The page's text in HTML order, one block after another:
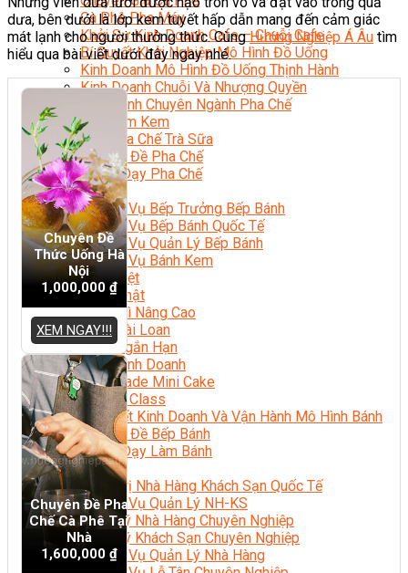
Cà Phê Pha Máy
Khởi Sự Kinh Doanh Cafe – Chuỗi Cafe
Bí Quyết Khởi Nghiệp Mô Hình Đồ Uống
Kinh Doanh Mô Hình Đồ Uống Thịnh Hành
Kinh Doanh Chuỗi Và Nhượng Quyền
Tiếng Anh Chuyên Ngành Pha Chế
Học Làm Kem
Học Pha Chế Trà Sữa
Chuyên Đề Pha Chế
Video Dạy Pha Chế
Làm Bánh
Nghiệp Vụ Bếp Trưởng Bếp Bánh
Nghiệp Vụ Bếp Bánh Quốc Tế
Nghiệp Vụ Quản Lý Bếp Bánh
Nghiệp Vụ Bánh Kem
Bánh Việt
Bánh Nhật
Bánh Mì Nâng Cao
Bánh Đài Loan
Bánh Ngắn Hạn
Bánh Kinh Doanh
Handmade Mini Cake
Master Class
Bí Quyết Kinh Doanh Và Vận Hành Mô Hình Bánh
Chuyên Đề Bếp Bánh
Video Dạy Làm Bánh
Quản Trị NHKS
Quản Trị Nhà Hàng Khách Sạn Quốc Tế
Nghiệp Vụ Quản Lý NH-KS
Quản Lý Nhà Hàng Chuyên Nghiệp
Quản Lý Khách Sạn Chuyên Nghiệp
Nghiệp Vụ Quản Lý Nhà Hàng
dưa, bên dưới là lớp kem tuyết hấp dẫn mang đến cảm giác
mát lạnh cho người thưởng thức. CùngHướng Nghiệp Á Âu tìm
hiểu qua bài viết dưới đây ngay nhé.
Chuyên Đề
Thức Uống Hà
Nội
1,000,000 ₫
XEM NGAY!!!
Chuyên Đề Pha
Chế Cà Phê Tại
Nhà
1,600,000 ₫